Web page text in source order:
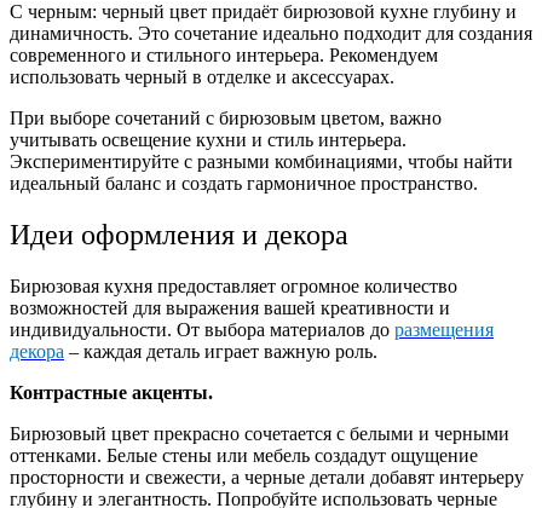
С черным: черный цвет придаёт бирюзовой кухне глубину и
динамичность. Это сочетание идеально подходит для создания
современного и стильного интерьера. Рекомендуем
использовать черный в отделке и аксессуарах.
При выборе сочетаний с бирюзовым цветом, важно
учитывать освещение кухни и стиль интерьера.
Экспериментируйте с разными комбинациями, чтобы найти
идеальный баланс и создать гармоничное пространство.
Идеи оформления и декора
Бирюзовая кухня предоставляет огромное количество
возможностей для выражения вашей креативности и
индивидуальности. От выбора материалов до размещения
декора – каждая деталь играет важную роль.
Контрастные акценты.
Бирюзовый цвет прекрасно сочетается с белыми и черными
оттенками. Белые стены или мебель создадут ощущение
просторности и свежести, а черные детали добавят интерьеру
глубину и элегантность. Попробуйте использовать черные